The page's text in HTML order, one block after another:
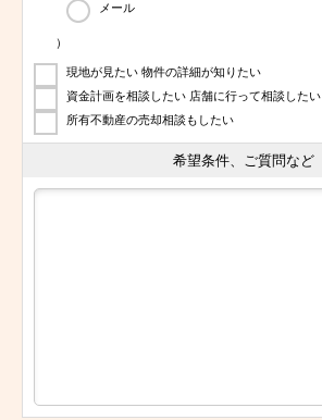
メール
）
現地が見たい 物件の詳細が知りたい
資金計画を相談したい 店舗に行って相談したい
所有不動産の売却相談もしたい
希望条件、ご質問など